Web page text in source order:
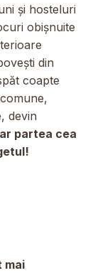
și hosteluri
obișnuite
din
coapte
devin
partea cea
mai